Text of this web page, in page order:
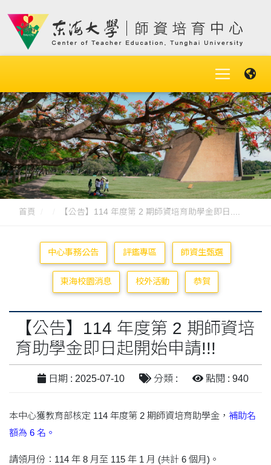
首頁 【公告】114 年度第 2 期師資培育助學金即日....
中心事務公告 評鑑專區 師資生甄選
東海校園消息 校外活動 恭賀
【公告】114 年度第 2 期師資培
育助學金即日起開始申請!!!
日期 : 2025-07-10 分類 : 點閱 : 940
本中心獲教育部核定 114 年度第 2 期師資培育助學金， 補助名
額為 6 名。
請領月份：114 年 8 月至 115 年 1 月 (共計 6 個月)。